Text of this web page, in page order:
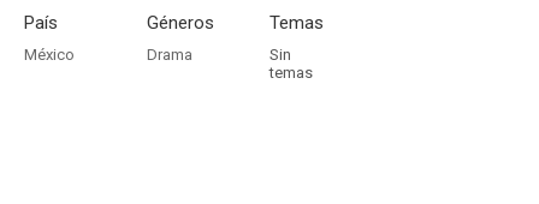
País
México
Géneros
Drama
Temas
Sin
temas